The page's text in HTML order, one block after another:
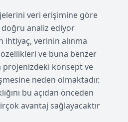
veri erişimine göre
analiz ediyor
ihtiyaç, verinin alınma
ve buna benzer
projenizdeki konsept ve
neden olmaktadır.
bu açıdan önceden
avantaj sağlayacaktır